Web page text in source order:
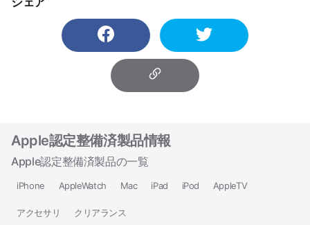
Apple認定整備済製品情報
Apple認定整備済製品の一覧
iPhone AppleWatch Mac iPad iPod AppleTV
アクセサリ クリアランス